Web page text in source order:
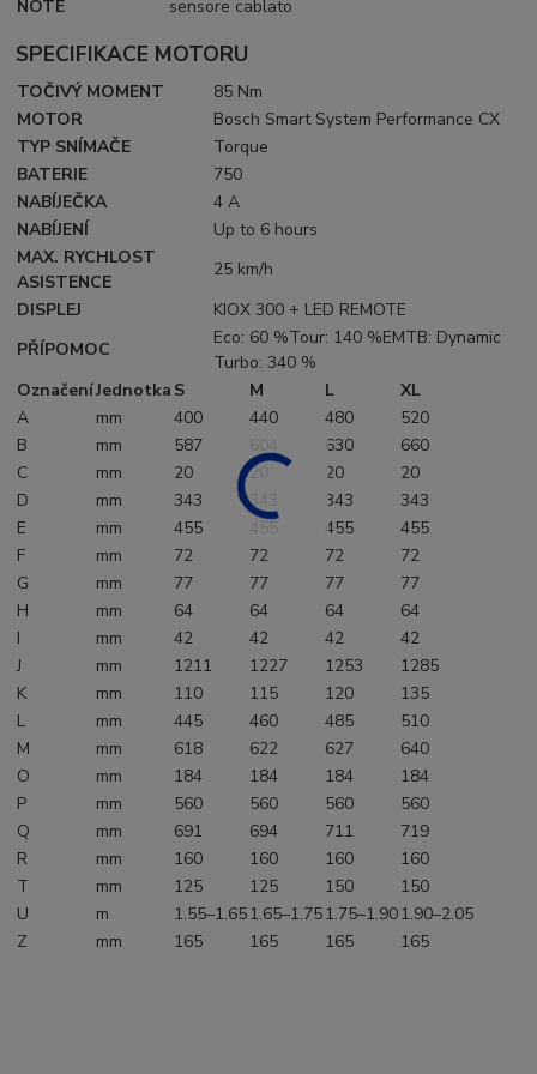
NOTE sensore cablato
SPECIFIKACE MOTORU
TOČIVÝ MOMENT
85 Nm
MOTOR
Bosch Smart System Performance CX
TYP SNÍMAČE
Torque
BATERIE
750
NABÍJEČKA
4 A
NABÍJENÍ
Up to 6 hours
MAX. RYCHLOST
ASISTENCE
25 km/h
DISPLEJ
KIOX 300 + LED REMOTE
PŘÍPOMOC
Eco: 60 %Tour: 140 %EMTB: Dynamic
Turbo: 340 %
OznačeníJednotka S M L
XL
A
mm 400 440 480
520
B
mm 587 630
660
C
mm 20 20 20
20
D
mm 343 343 343
343
E
mm 455 455
455
F
mm 72 72 72
72
G
mm 77 77 77
77
H
mm 64 64 64
64
I
mm 42 42 42
42
J
mm 1211 1227 1253
1285
K
mm 110 115 120
135
L
mm 445 460 485
510
M
mm 618 622 627
640
O
mm 184 184 184
184
P
mm 560 560 560
560
Q
mm 691 694 711
719
R
mm 160 160 160
160
T
mm 125 125 150
150
U
m 1.55–1.651.65–1.751.75–1.901.90–2.05
Z
mm 165 165 165 165